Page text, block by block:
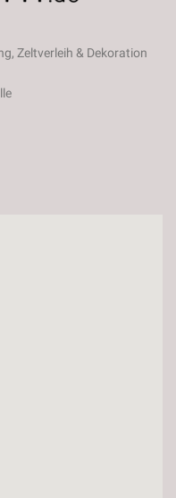
Zeltverleih & Dekoration